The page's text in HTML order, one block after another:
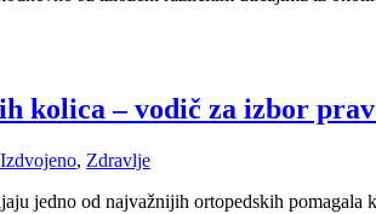
kolica – vodič za izbor
Izdvojeno, Zdravlje
jedno od najvažnijih ortopedskih